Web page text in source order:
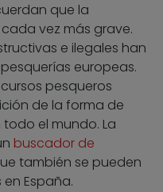
que la
vez más grave.
e ilegales han
europeas.
pesqueros
de la forma de
el mundo. La
buscador de
también se pueden
España.